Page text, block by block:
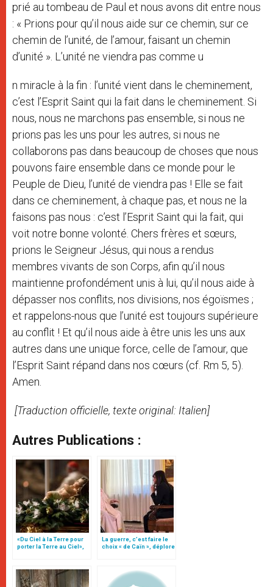
prié au tombeau de Paul et nous avons dit entre nous
: « Prions pour qu’il nous aide sur ce chemin, sur ce
chemin de l’unité, de l’amour, faisant un chemin
d’unité ». L’unité ne viendra pas comme u
n miracle à la fin : l’unité vient dans le cheminement,
c’est l’Esprit Saint qui la fait dans le cheminement. Si
nous, nous ne marchons pas ensemble, si nous ne
prions pas les uns pour les autres, si nous ne
collaborons pas dans beaucoup de choses que nous
pouvons faire ensemble dans ce monde pour le
Peuple de Dieu, l’unité de viendra pas ! Elle se fait
dans ce cheminement, à chaque pas, et nous ne la
faisons pas nous : c’est l’Esprit Saint qui la fait, qui
voit notre bonne volonté. Chers frères et sœurs,
prions le Seigneur Jésus, qui nous a rendus
membres vivants de son Corps, afin qu’il nous
maintienne profondément unis à lui, qu’il nous aide à
dépasser nos conflits, nos divisions, nos égoïsmes ;
et rappelons-nous que l’unité est toujours supérieure
au conflit ! Et qu’il nous aide à être unis les uns aux
autres dans une unique force, celle de l’amour, que
l’Esprit Saint répand dans nos cœurs (cf. Rm 5, 5).
Amen.
[Traduction officielle, texte original: Italien]
Autres Publications :
«Du Ciel à la Terre pour
porter la Terre au Ciel»,
La guerre, c’est faire le
choix « de Caïn », déplore